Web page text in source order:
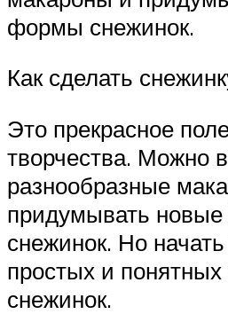
формы снежинок.
Как сделать
Это прекрасное
творчества. Можно
разнообразные
придумывать
снежинок. Но
простых и понятных
снежинок.